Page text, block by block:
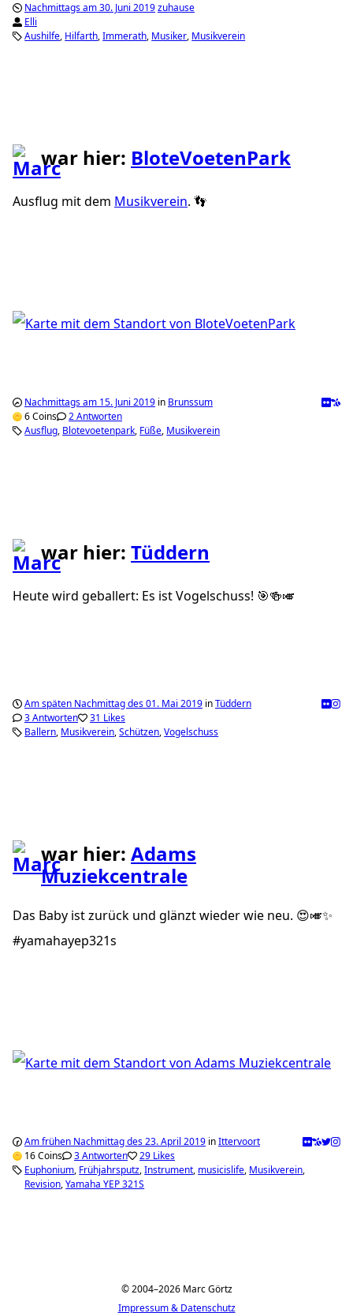
Nachmittags am 30. Juni 2019zuhause
Elli
Aushilfe Hilfarth Immerath Musiker Musikverein
war hier: BloteVoetenPark
Ausflug mit dem Musikverein. 👣
Nachmittags am 15. Juni 2019 in Brunssum
6 Coins
2 Antworten
Ausflug Blotevoetenpark Füße Musikverein
war hier: Tüddern
Heute wird geballert: Es ist Vogelschuss! 🎯🍻🎺
Am späten Nachmittag des 01. Mai 2019 inTüddern
3 Antworten
31 Likes
Ballern Musikverein Schützen Vogelschuss
war hier: Adams
Muziekcentrale
Das Baby ist zurück und glänzt wieder wie neu. 😍🎺✨
#yamahayep321s
Am frühen Nachmittag des 23. April 2019 inIttervoort
16 Coins
3 Antworten
29 Likes
Euphonium Frühjahrsputz Instrument musicislife Musikverein
Revision Yamaha YEP 321S
Beiträge© 2004–2026 Marc Görtz
Impressum & Datenschutz